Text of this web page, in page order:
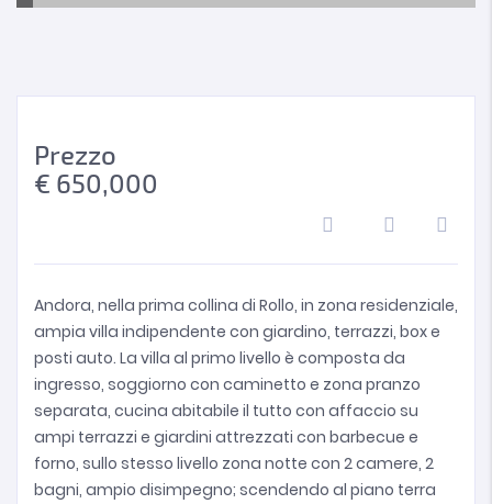
Prezzo
€ 650,000
Andora, nella prima collina di Rollo, in zona residenziale,
ampia villa indipendente con giardino, terrazzi, box e
posti auto. La villa al primo livello è composta da
ingresso, soggiorno con caminetto e zona pranzo
separata, cucina abitabile il tutto con affaccio su
ampi terrazzi e giardini attrezzati con barbecue e
forno, sullo stesso livello zona notte con 2 camere, 2
bagni, ampio disimpegno; scendendo al piano terra